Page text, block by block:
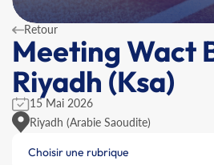
Retour
Meeting Wact
Riyadh (Ksa)
15 Mai 2026
Riyadh (Arabie Saoudite)
Choisir une rubrique